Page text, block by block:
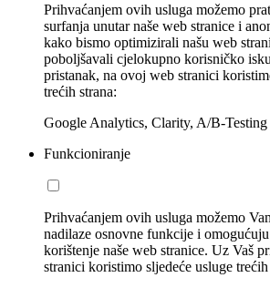
Prihvaćanjem ovih usluga možemo
surfanja unutar naše web stranice i
kako bismo optimizirali našu web
poboljšavali cjelokupno korisničko
pristanak, na ovoj web stranici
trećih strana:
Google Analytics, Clarity, A/B-Testing
Funkcioniranje
Prihvaćanjem ovih usluga možemo
nadilaze osnovne funkcije i
korištenje naše web stranice. Uz Vaš
stranici koristimo sljedeće usluge trećih